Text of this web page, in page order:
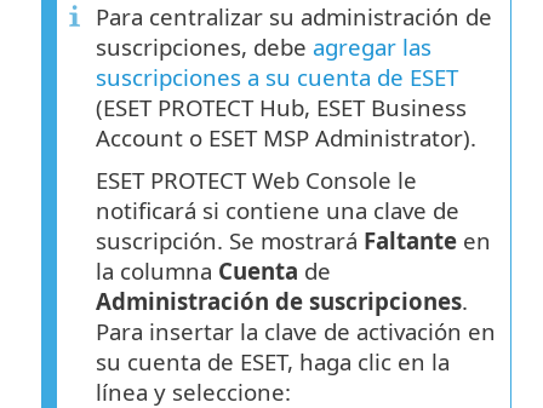
Para centralizar su administración de
suscripciones, debe agregar las
suscripciones a su cuenta de ESET
(ESET PROTECT Hub, ESET Business
Account o ESET MSP Administrator).
ESET PROTECT‎ Web Console le
notificará si contiene una clave de
suscripción. Se mostrará Faltante en
la columna Cuenta de
Administración de suscripciones‎.
Para insertar la clave de activación en
su cuenta de ESET, haga clic en la
línea y seleccione: